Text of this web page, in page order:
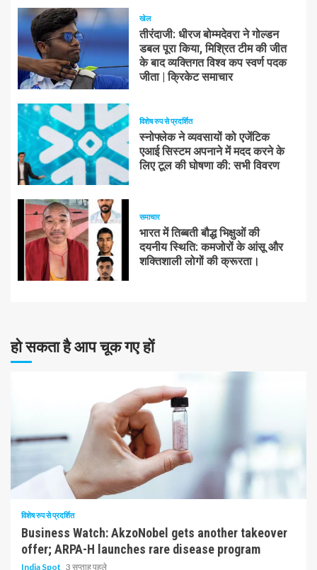
खेल
तीरंदाजी: धीरज बोम्मदेवरा ने गोल्डन
डबल पूरा किया, मिश्रित टीम की जीत
के बाद व्यक्तिगत विश्व कप स्वर्ण पदक
जीता | क्रिकेट समाचार
विशेष रुप से प्रदर्शित
स्नोफ्लेक ने व्यवसायों को एजेंटिक
एआई सिस्टम अपनाने में मदद करने के
लिए टूल की घोषणा की: सभी विवरण
समाचार
भारत में तिब्बती बौद्ध भिक्षुओं की
दयनीय स्थिति: कमजोरों के आंसू और
शक्तिशाली लोगों की क्रूरता।
हो सकता है आप चूक गए हों
10 न्यूनतम पढ़ा
विशेष रुप से प्रदर्शित
Business Watch: AkzoNobel gets another takeover
offer; ARPA-H launches rare disease program
India Spot 3 सप्ताह पहले